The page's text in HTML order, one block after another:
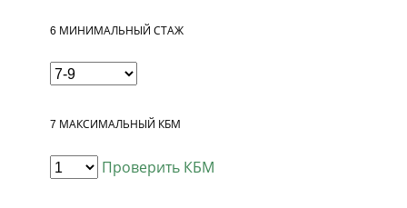
6 МИНИМАЛЬНЫЙ СТАЖ
7 МАКСИМАЛЬНЫЙ КБМ
Проверить КБМ